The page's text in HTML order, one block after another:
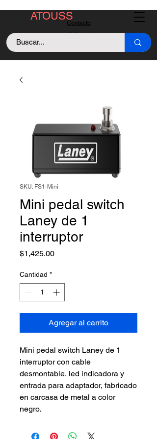
Contacto
Asistencia
Llama +529843128213
ATOUSS
SKU: FS1-Mini
Mini pedal switch
Laney de 1
interruptor
$1,425.00Precio
Cantidad *
Agregar al carrito
Mini pedal switch Laney de 1
interruptor con cable
desmontable, led indicadora y
entrada para adaptador, fabricado
en carcasa de metal a color
negro.